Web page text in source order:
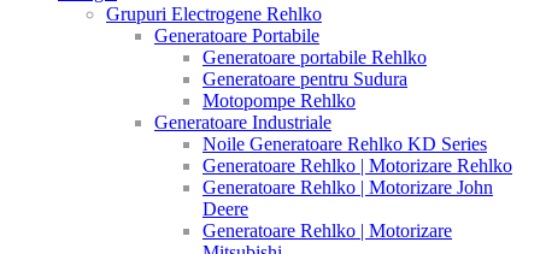
Grupuri Electrogene Rehlko
Generatoare Portabile
Generatoare portabile Rehlko
Generatoare pentru Sudura
Motopompe Rehlko
Generatoare Industriale
Noile Generatoare Rehlko KD Series
Generatoare Rehlko | Motorizare Rehlko
Generatoare Rehlko | Motorizare John
Deere
Generatoare Rehlko | Motorizare